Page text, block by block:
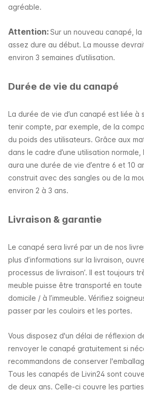
agréable.
Attention:Sur un nouveau canapé,
assez dure au début. La mousse
environ 3 semaines d’utilisation.
Durée de vie du canapé
La durée de vie d’un canapé est liée à
tenir compte, par exemple, de la
du poids des utilisateurs. Grâce aux
dans le cadre d’une utilisation
aura une durée de vie d’entre 6 et 10
construit avec des sangles ou de la
environ 2 à 3 ans.
Livraison & garantie
Le canapé sera livré par un de nos
plus d’informations sur la livraison,
processus de livraison’. Il est toujours
meuble puisse être transporté en toute
domicile / à l’immeuble. Vérifiez
passer par les couloirs et les portes.
Vous disposez d'un délai de réflexion
renvoyer le canapé gratuitement si
recommandons de conserver
Tous les canapés de Livin24 sont
de deux ans. Celle-ci couvre les